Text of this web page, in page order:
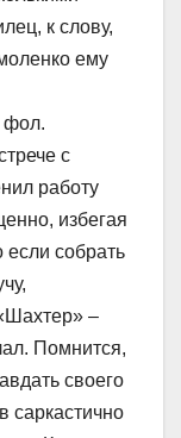
к слову,
ему
фол.
с
работу
избегая
если собрать
–
Помнится,
своего
саркастично